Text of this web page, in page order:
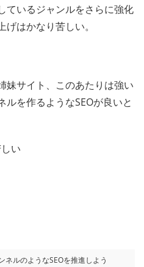
ているジャンルをさらに強化
はかなり苦しい。
妹サイト、このあたりは強い
を作るようなSEOが良いと
い
ネルのようなSEOを推進しよう